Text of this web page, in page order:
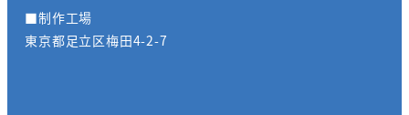
■制作工場
東京都足立区梅田4-2-7